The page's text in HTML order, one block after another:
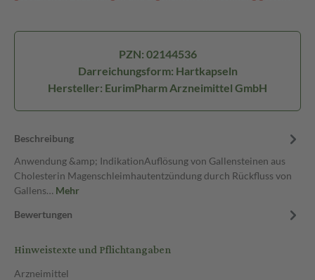
PZN: 02144536
Darreichungsform: Hartkapseln
Hersteller: EurimPharm Arzneimittel GmbH
Beschreibung
Anwendung &amp; IndikationAuflösung von Gallensteinen aus
Cholesterin Magenschleimhautentzündung durch Rückfluss von
Gallens… Mehr
Bewertungen
Hinweistexte und Pflichtangaben
Arzneimittel